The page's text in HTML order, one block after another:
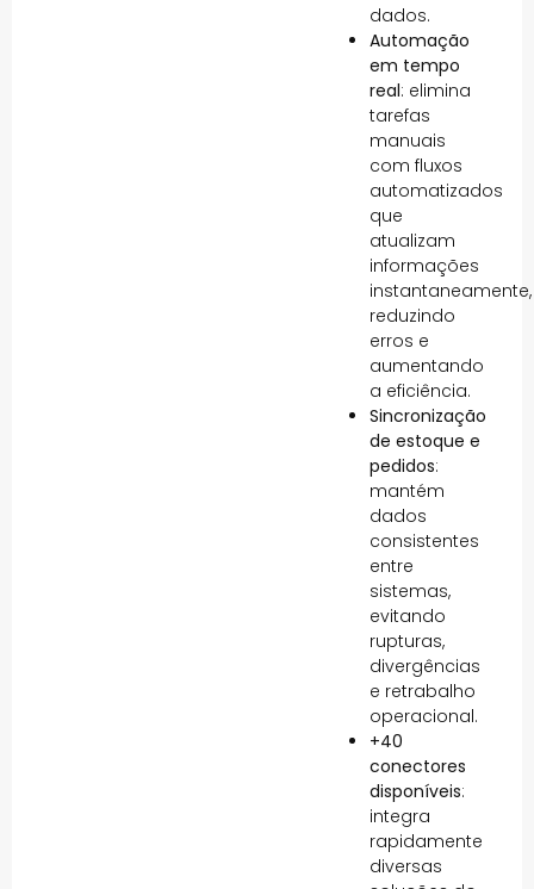
dados.
Automação
em tempo
real: elimina
tarefas
manuais
com fluxos
automatizados
que
atualizam
informações
instantaneamente,
reduzindo
erros e
aumentando
a eficiência.
Sincronização
de estoque e
pedidos:
mantém
dados
consistentes
entre
sistemas,
evitando
rupturas,
divergências
e retrabalho
operacional.
+40
conectores
disponíveis:
integra
rapidamente
diversas